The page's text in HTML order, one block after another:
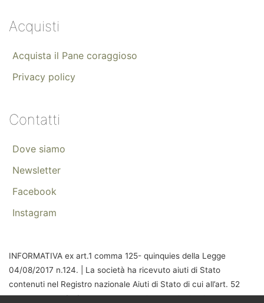
Acquisti
Acquista il Pane coraggioso
Privacy policy
Contatti
Dove siamo
Newsletter
Facebook
Instagram
INFORMATIVA ex art.1 comma 125- quinquies della Legge
04/08/2017 n.124. | La società ha ricevuto aiuti di Stato
contenuti nel Registro nazionale Aiuti di Stato di cui all’art. 52
della Legge 24/12/2021 n. 234 che risultano indicati nella